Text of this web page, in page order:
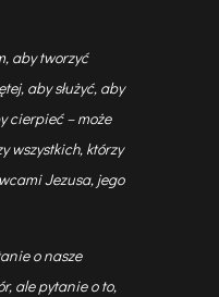
aby tworzyć
aby służyć, aby
cierpieć – może
wszystkich, którzy
Jezusa, jego
o nasze
ale pytanie o to,